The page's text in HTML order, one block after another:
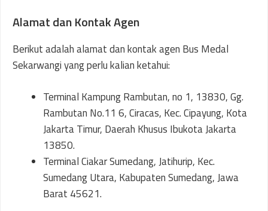
Alamat dan Kontak Agen
Berikut adalah alamat dan kontak agen Bus Medal
Sekarwangi yang perlu kalian ketahui:
Terminal Kampung Rambutan, no 1, 13830, Gg.
Rambutan No.11 6, Ciracas, Kec. Cipayung, Kota
Jakarta Timur, Daerah Khusus Ibukota Jakarta
13850.
Terminal Ciakar Sumedang, Jatihurip, Kec.
Sumedang Utara, Kabupaten Sumedang, Jawa
Barat 45621.